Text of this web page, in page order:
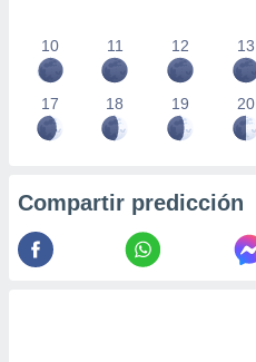
10 11 12 13
17 18 19 20
Compartir predicción